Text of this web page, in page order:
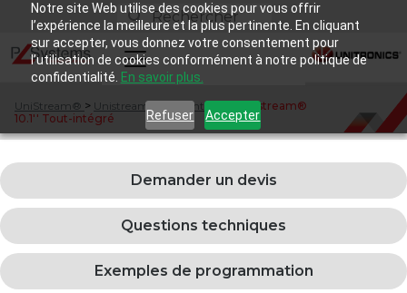
Notre site Web utilise des cookies pour vous offrir
l’expérience la meilleure et la plus pertinente. En cliquant
sur accepter, vous donnez votre consentement pour
l’utilisation de cookies conformément à notre politique de
confidentialité. En savoir plus.
Refuser Accepter
UniStream® > Unistream® Tout-intégré
Unistream®
10.1'' Tout-intégré
Demander un devis
Questions techniques
Exemples de programmation